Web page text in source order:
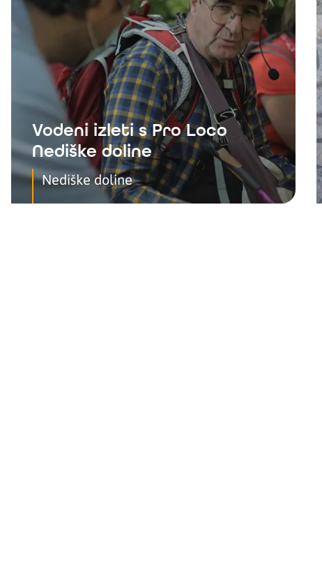
Vodeni izleti s Pro Loco
Nediške doline
Nediške doline